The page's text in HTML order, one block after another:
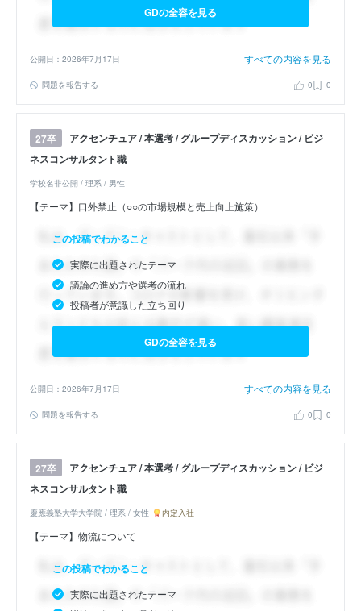
GDの全容を見る
公開日：2026年7月17日 すべての内容を見る
問題を報告する 0 0
27卒
アクセンチュア / 本選考 / グループディスカッション / ビジ
ネスコンサルタント職
学校名非公開 / 理系 / 男性
【テーマ】口外禁止（○○の市場規模と売上向上施策）
この投稿でわかること
実際に出題されたテーマ
議論の進め方や選考の流れ
投稿者が意識した立ち回り
GDの全容を見る
公開日：2026年7月17日 すべての内容を見る
問題を報告する 0 0
27卒
アクセンチュア / 本選考 / グループディスカッション / ビジ
ネスコンサルタント職
慶應義塾大学大学院 / 理系 / 女性 内定入社
【テーマ】物流について
この投稿でわかること
実際に出題されたテーマ